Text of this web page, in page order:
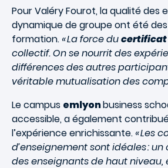
Pour Valéry Fourot, la qualité des
dynamique de groupe ont été
formation.« La force ducertificat
collectif. On se nourrit des
différences des autres
véritable mutualisation des
Le campus emlyonbusiness
accessible, a également
l’expérience enrichissante.« Les
d’enseignement sont idéales :
des enseignants de haut niveau,